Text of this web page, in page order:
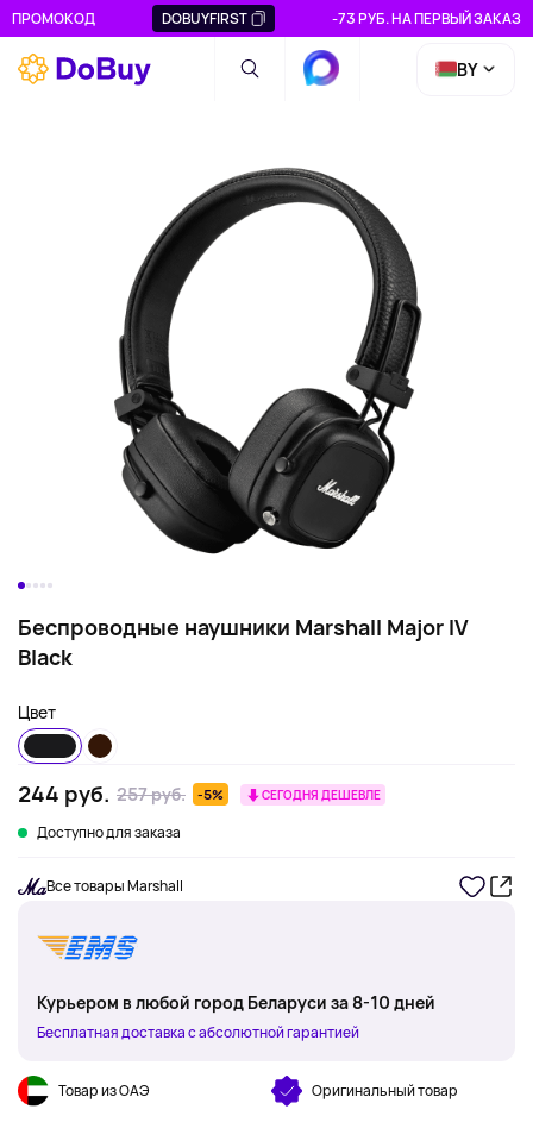
ПРОМОКОД DOBUYFIRST -73 РУБ. НА ПЕРВЫЙ ЗАКАЗ
BY
Беспроводные наушники Marshall Major IV
Black
Цвет
244 руб. 257 руб. -5% СЕГОДНЯ ДЕШЕВЛЕ
Доступно для заказа
Все товары Marshall
Курьером в любой город Беларуси за 8-10 дней
Бесплатная доставка с абсолютной гарантией
Товар из ОАЭ Оригинальный товар